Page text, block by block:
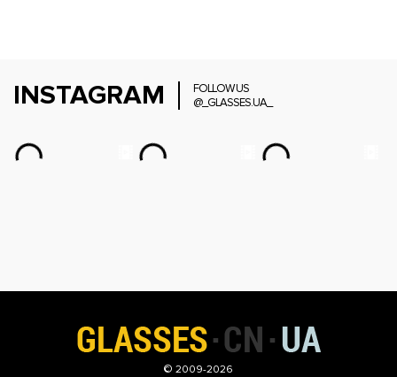
INSTAGRAM
FOLLOW US
@_GLASSES.UA_
© 2009-2026